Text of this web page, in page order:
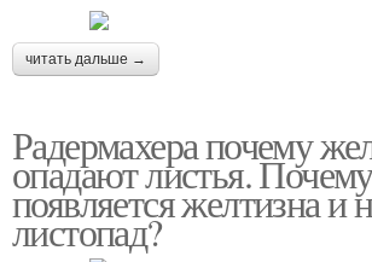
читать дальше →
Радермахера почему
опадают листья. Почему
появляется желтизна и
листопад?